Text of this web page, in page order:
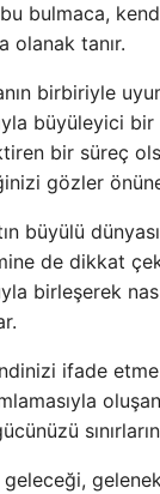
bulmaca,
olanak tanır.
birbiriyle
büyüleyici
bir süreç
gözler
büyülü
de dikkat
birleşerek
ifade etmek
geleceği,